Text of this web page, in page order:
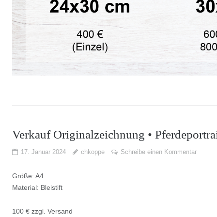
Verkauf Originalzeichnung •
17. Januar 2024 chkoppe Schreibe einen Kommentar
Größe: A4
Material: Bleistift
100 € zzgl. Versand